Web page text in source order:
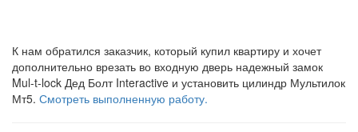
К нам обратился заказчик, который купил квартиру и хочет
дополнительно врезать во входную дверь надежный замок
Mul-t-lock Дед Болт Interactive и установить цилиндр Мультилок
Мт5. Смотреть выполненную работу.